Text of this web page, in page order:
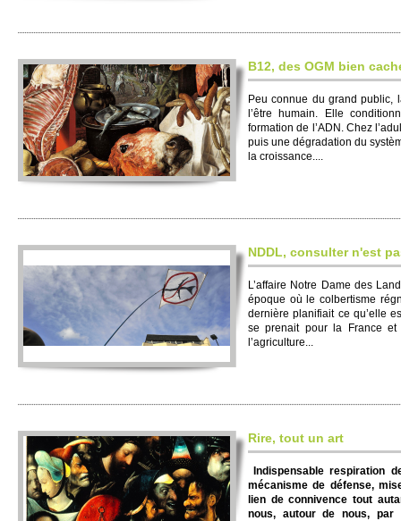
B12, des OGM bien
Peu connue du grand public,
l’être humain. Elle
formation de l’ADN. Chez
puis une dégradation du
la croissance....
NDDL, consulter n'est
L’affaire Notre Dame des
époque où le colbertisme
dernière planifiait ce qu’elle
se prenait pour la France et
l’agriculture...
Rire, tout un art
Indispensable respiration
mécanisme de défense,
lien de connivence tout
nous, autour de nous,